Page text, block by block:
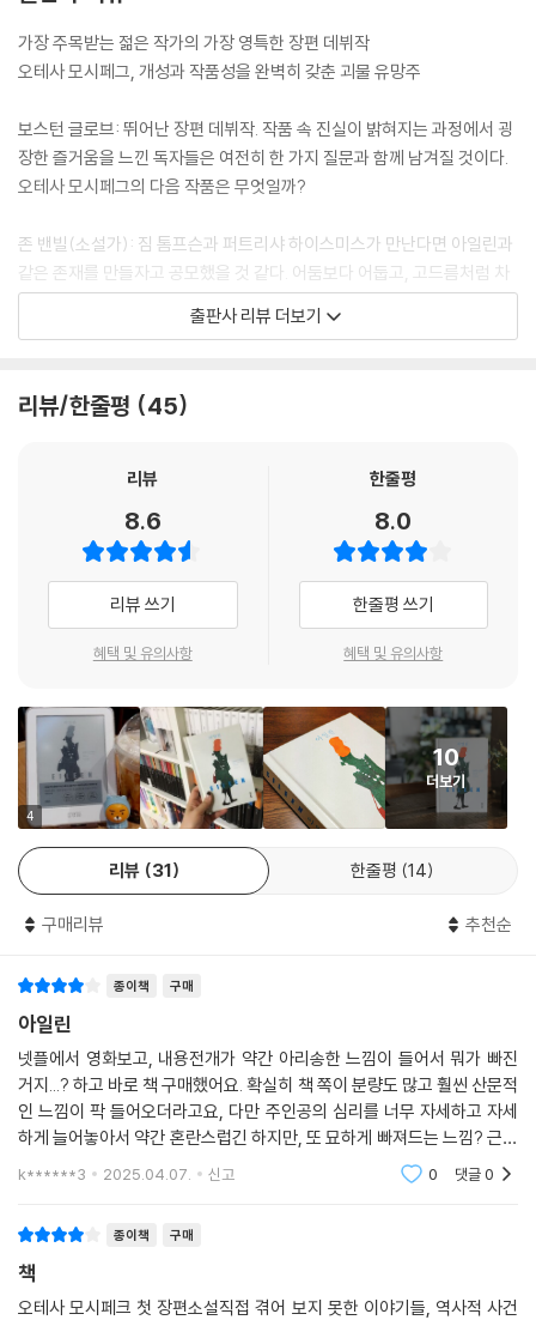
가장 주목받는 젊은 작가의 가장 영특한 장편 데뷔작
오테사 모시페그, 개성과 작품성을 완벽히 갖춘 괴물 유망주
보스턴 글로브: 뛰어난 장편 데뷔작. 작품 속 진실이 밝혀지는 과정에서 굉
장한 즐거움을 느낀 독자들은 여전히 한 가지 질문과 함께 남겨질 것이다.
오테사 모시페그의 다음 작품은 무엇일까?
존 밴빌(소설가): 짐 톰프슨과 퍼트리샤 하이스미스가 만난다면 아일린과
같은 존재를 만들자고 공모했을 것 같다. 어둠보다 어둡고, 고드름처럼 차
갑다. 훌륭하게 쓰였고, 끔찍하게 재미있다.
쳐지는 그 문장들은 익살맞고, 충격적이고, 현명하고, 섬뜩하고, 재치 있
발하고, 생생하면서 흥미진진하다.
워싱턴 포스트: 지금껏 소설에서 만나온 사회 부적응자 가운데 가장 이상
하고 엉망이고 애처롭지만 흉내낼 수 없는 방식으로 사랑스럽다. 장담하건
대, 그동안 당신은 이런 작품을 읽어본 적 없을 것이다.
가디언: 주인공 아일린이 결코 단순한 문학적 괴물이 아니라는 점에서 이
책의 위력이 발휘된다. 극도로 생생하면서 인간적이다. 육체적·정신적 누
추함을 환기하는 작품으로서 독창적이고 대담한 걸작이다.
오프라닷컴: 어두운 감정과 뒤틀린 환상이 만연한 오테사 모시페그의 심리
스릴러는 그야말로 사악하다.
장히 충격적인 결말을 세웠다. 놀랍게도 그녀는 심리 서스펜스, 호러, 집착
샌프란시스코 크로니클: 독자를 동요시키는 장편 데뷔작. 결말 역시 황홀
하면서 충격적이다. 기분 나쁘지 않은 비호감에 더럽고 놀라운 아일린은
진정으로 독특한 캐릭터다.
뉴스데이: 『아일린』의 클라이맥스는 기묘하고 섬뜩하면서도 묘한 만족감
을 준다. 독자의 마음에 불안한 여운을 남기는 걸작 심리 드라마.
설로 쌓아온 자신의 성취를 넘어섰다.
월스트리트 저널: 적나라하면서 밀실공포적 분위기를 구사하는 오테사 모
출판사 리뷰 더보기
리뷰/한줄평 45
리뷰
8.6
리뷰 쓰기
혜택 및 유의사항
한줄평
8.0
한줄평 쓰기
혜택 및 유의사항
4
10
더보기
리뷰 31 한줄평 14
구매리뷰 추천순
종이책 구매
아일린
넷플에서 영화보고, 내용전개가 약간 아리송한 느낌이 들어서 뭐가 빠진
거지...? 하고 바로 책 구매했어요. 확실히 책 쪽이 분량도 많고 훨씬 산문적
인 느낌이 팍 들어오더라고요, 다만 주인공의 심리를 너무 자세하고 자세
하게 늘어놓아서 약간 혼란스럽긴 하지만, 또 묘하게 빠져드는 느낌? 근데
지속해서 쭉 읽기는 힘든 스타일의 문체라 좀 오랫동안 읽은 느낌이었어요
k******3 2025.04.07. 신고 0 댓글0
종이책 구매
책
오테사 모시페크 첫 장편소설직접 겪어 보지 못한 이야기들, 역사적 사건